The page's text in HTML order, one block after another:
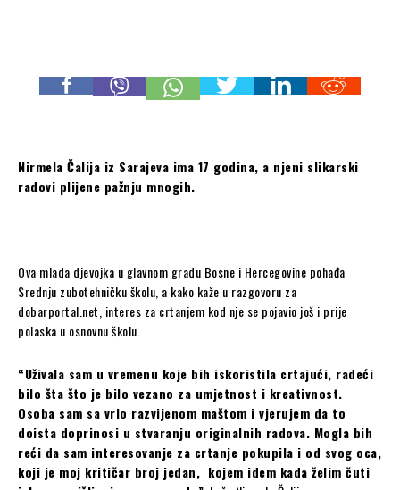
Nirmela Čalija iz Sarajeva ima 17 godina, a njeni slikarski
radovi plijene pažnju mnogih.
Ova mlada djevojka u glavnom gradu Bosne i Hercegovine pohađa
Srednju zubotehničku školu, a kako kaže u razgovoru za
dobarportal.net, interes za crtanjem kod nje se pojavio još i prije
polaska u osnovnu školu.
“Uživala sam u vremenu koje bih iskoristila crtajući, radeći
bilo šta što je bilo vezano za umjetnost i kreativnost.
Osoba sam sa vrlo razvijenom maštom i vjerujem da to
doista doprinosi u stvaranju originalnih radova. Mogla bih
reći da sam interesovanje za crtanje pokupila i od svog oca,
koji je moj kritičar broj jedan, kojem idem kada želim čuti